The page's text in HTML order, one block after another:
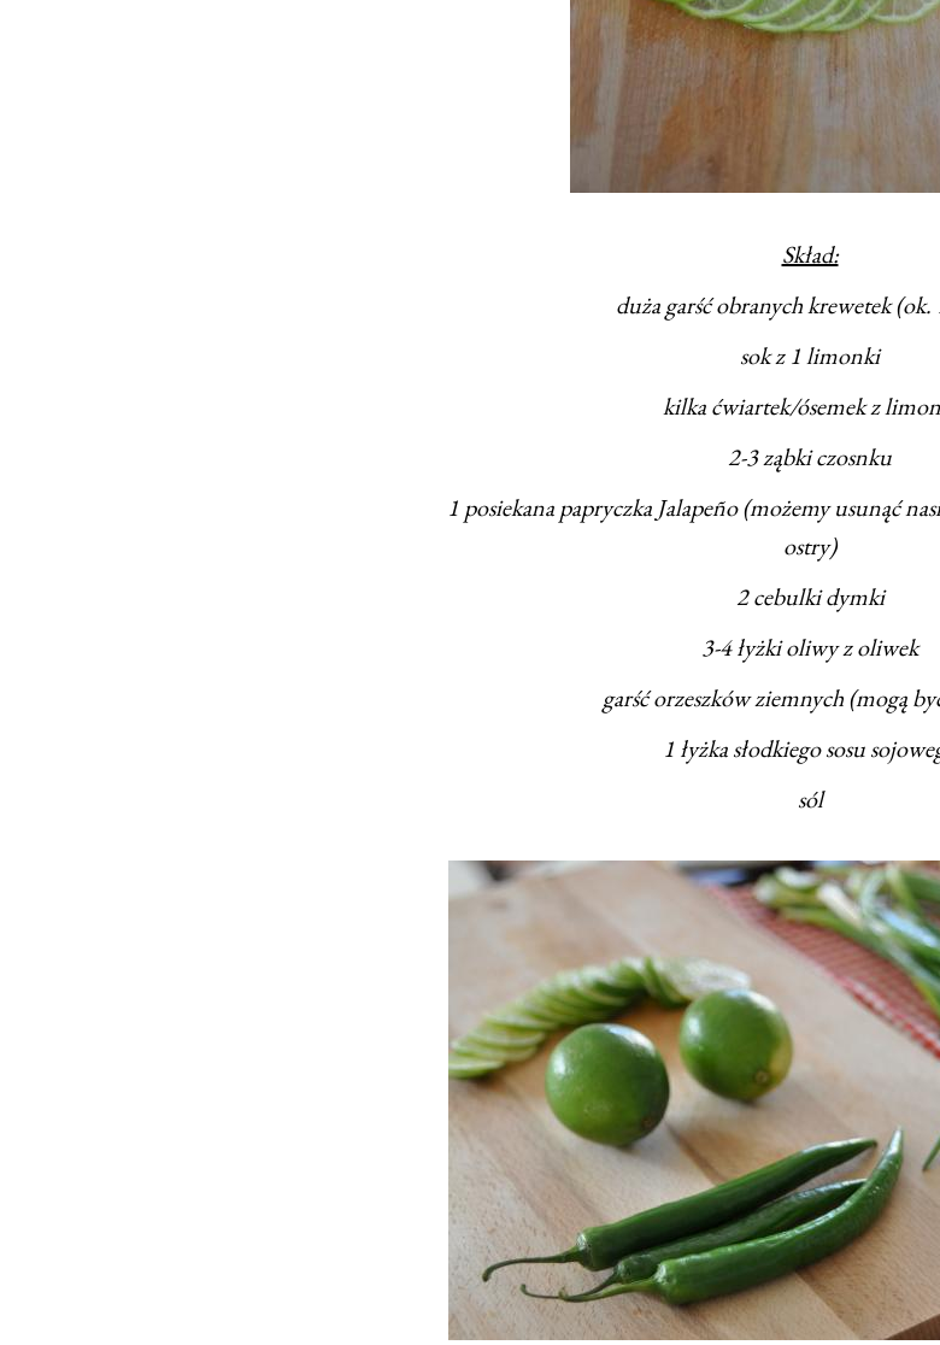
Skład:
duża garść obranych krewetek
sok z 1 limonki
kilka ćwiartek/ósemek z
2-3 ząbki czosnku
1 posiekana papryczka Jalapeño (możemy usunąć
ostry)
2 cebulki dymki
3-4 łyżki oliwy z oliwek
garść orzeszków ziemnych (mogą
1 łyżka słodkiego sosu
sól